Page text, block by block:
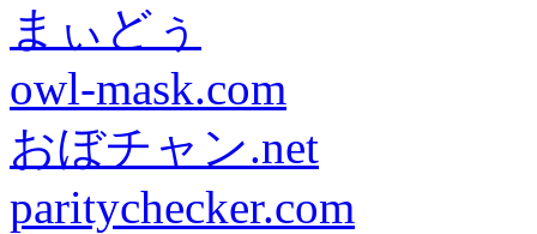
まぃどぅ
owl-mask.com
おぼチャン.net
paritychecker.com